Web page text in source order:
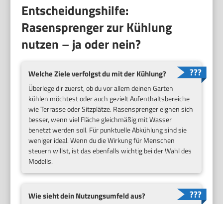
Entscheidungshilfe:
Rasensprenger zur Kühlung
nutzen – ja oder nein?
Welche Ziele verfolgst du mit der Kühlung?
Überlege dir zuerst, ob du vor allem deinen Garten
kühlen möchtest oder auch gezielt Aufenthaltsbereiche
wie Terrasse oder Sitzplätze. Rasensprenger eignen sich
besser, wenn viel Fläche gleichmäßig mit Wasser
benetzt werden soll. Für punktuelle Abkühlung sind sie
weniger ideal. Wenn du die Wirkung für Menschen
steuern willst, ist das ebenfalls wichtig bei der Wahl des
Modells.
Wie sieht dein Nutzungsumfeld aus?